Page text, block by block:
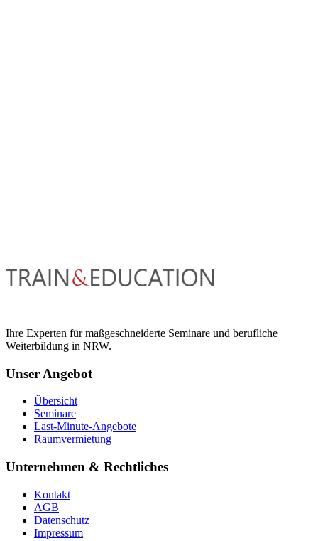
Ihre Experten für maßgeschneiderte Seminare und berufliche
Weiterbildung in NRW.
Unser Angebot
Übersicht
Seminare
Last-Minute-Angebote
Raumvermietung
Unternehmen & Rechtliches
Kontakt
AGB
Datenschutz
Impressum